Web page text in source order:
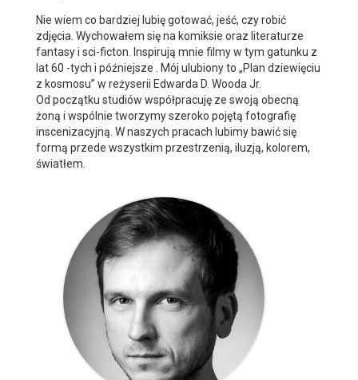
Nie wiem co bardziej lubię gotować, jeść, czy robić
zdjęcia. Wychowałem się na komiksie oraz literaturze
fantasy i sci-ficton. Inspirują mnie filmy w tym gatunku z
lat 60 -tych i późniejsze . Mój ulubiony to „Plan dziewięciu
z kosmosu” w reżyserii Edwarda D. Wooda Jr.
Od początku studiów współpracuję ze swoją obecną
żoną i wspólnie tworzymy szeroko pojętą fotografię
inscenizacyjną. W naszych pracach lubimy bawić się
formą przede wszystkim przestrzenią, iluzją, kolorem,
światłem.